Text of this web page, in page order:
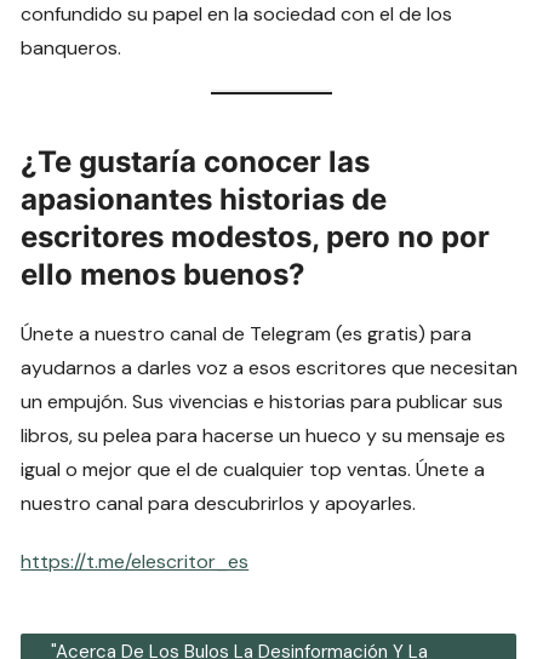
confundido su papel en la sociedad con el de los
banqueros.
¿Te gustaría conocer las
apasionantes historias de
escritores modestos, pero no por
ello menos buenos?
Únete a nuestro canal de Telegram (es gratis) para
ayudarnos a darles voz a esos escritores que necesitan
un empujón. Sus vivencias e historias para publicar sus
libros, su pelea para hacerse un hueco y su mensaje es
igual o mejor que el de cualquier top ventas. Únete a
nuestro canal para descubrirlos y apoyarles.
https://t.me/elescritor_es
"Acerca De Los Bulos La Desinformación Y La